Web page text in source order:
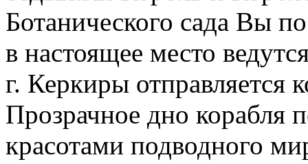
Ботанического сада Вы
в настоящее место
г. Керкиры отправляется
Прозрачное дно корабля
красотами подводного